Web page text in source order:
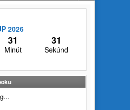
2026
31
Minút
31
Sekúnd